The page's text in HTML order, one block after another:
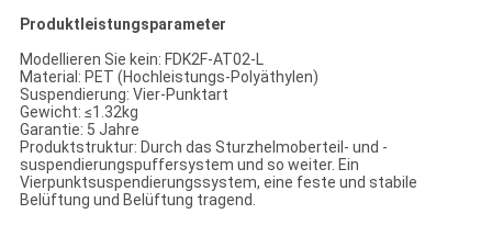
Produktleistungsparameter
Modellieren Sie kein: FDK2F-AT02-L
Material: PET (Hochleistungs-Polyäthylen)
Suspendierung: Vier-Punktart
Gewicht: ≤1.32kg
Garantie: 5 Jahre
Produktstruktur: Durch das Sturzhelmoberteil- und -
suspendierungspuffersystem und so weiter. Ein
Vierpunktsuspendierungssystem, eine feste und stabile
Belüftung und Belüftung tragend.